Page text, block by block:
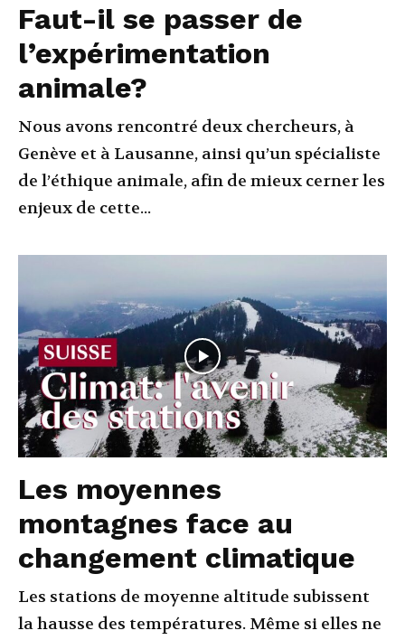
Faut-il se passer de
l’expérimentation
animale?
Nous avons rencontré deux chercheurs, à
Genève et à Lausanne, ainsi qu’un spécialiste
de l’éthique animale, afin de mieux cerner les
enjeux de cette...
Les moyennes
montagnes face au
changement climatique
Les stations de moyenne altitude subissent
la hausse des températures. Même si elles ne